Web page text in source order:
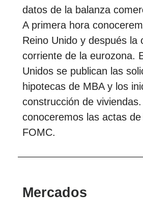
datos de la balanza
A primera hora
Reino Unido y después la
corriente de la eurozona.
Unidos se publican las
hipotecas de MBA y los
construcción de
conoceremos las actas de
FOMC.
Mercados